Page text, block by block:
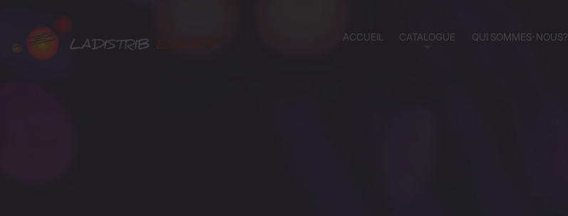
ACCUEIL CATALOGUE QUI SOMMES-NOUS?